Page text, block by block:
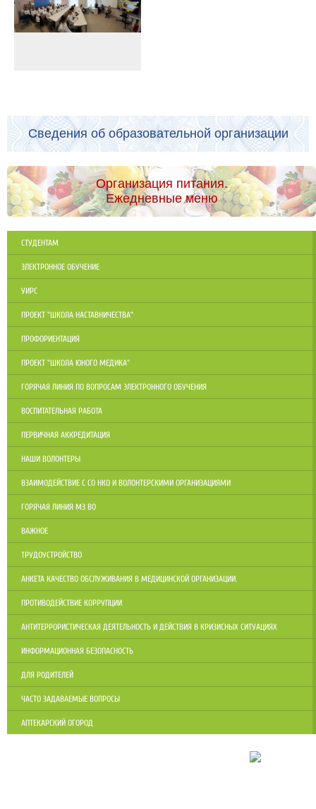
Сведения об образовательной организации
Организация питания.
Ежедневные меню
СТУДЕНТАМ
ЭЛЕКТРОННОЕ ОБУЧЕНИЕ
УИРС
ПРОЕКТ "ШКОЛА НАСТАВНИЧЕСТВА"
ПРОФОРИЕНТАЦИЯ
ПРОЕКТ "ШКОЛА ЮНОГО МЕДИКА"
ГОРЯЧАЯ ЛИНИЯ ПО ВОПРОСАМ ЭЛЕКТРОННОГО ОБУЧЕНИЯ
ВОСПИТАТЕЛЬНАЯ РАБОТА
ПЕРВИЧНАЯ АККРЕДИТАЦИЯ
НАШИ ВОЛОНТЕРЫ
ВЗАИМОДЕЙСТВИЕ С СО НКО И ВОЛОНТЕРСКИМИ ОРГАНИЗАЦИЯМИ
ГОРЯЧАЯ ЛИНИЯ МЗ ВО
ВАЖНОЕ
ТРУДОУСТРОЙСТВО
АНКЕТА КАЧЕСТВО ОБСЛУЖИВАНИЯ В МЕДИЦИНСКОЙ ОРГАНИЗАЦИИ.
ПРОТИВОДЕЙСТВИЕ КОРРУПЦИИ
АНТИТЕРРОРИСТИЧЕСКАЯ ДЕЯТЕЛЬНОСТЬ И ДЕЙСТВИЯ В КРИЗИСНЫХ СИТУАЦИЯХ
ИНФОРМАЦИОННАЯ БЕЗОПАСНОСТЬ
ДЛЯ РОДИТЕЛЕЙ
ЧАСТО ЗАДАВАЕМЫЕ ВОПРОСЫ
АПТЕКАРСКИЙ ОГОРОД